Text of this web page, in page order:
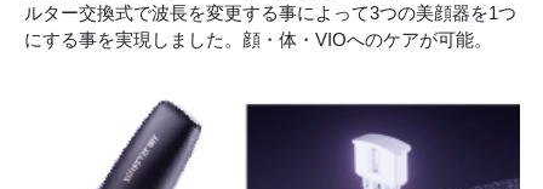
ルター交換式で波長を変更する事によって3つの美顔器を1つ
にする事を実現しました。顔・体・VIOへのケアが可能。